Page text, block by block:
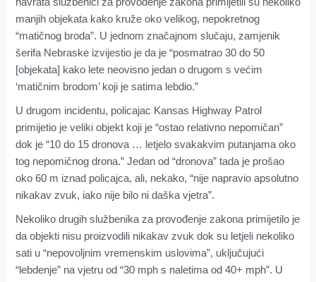
manjih objekata kako kruže oko velikog, nepokretnog
“matičnog broda”. U jednom značajnom slučaju, zamjenik
šerifa Nebraske izvijestio je da je “posmatrao 30 do 50
[objekata] kako lete neovisno jedan o drugom s većim
‘matičnim brodom’ koji je satima lebdio.”
U drugom incidentu, policajac Kansas Highway Patrol
primijetio je veliki objekt koji je “ostao relativno nepomičan”
dok je “10 do 15 dronova … letjelo svakakvim putanjama oko
tog nepomičnog drona.” Jedan od “dronova” tada je prošao
oko 60 m iznad policajca, ali, nekako, “nije napravio apsolutno
nikakav zvuk, iako nije bilo ni daška vjetra”.
Nekoliko drugih službenika za provođenje zakona primijetilo je
da objekti nisu proizvodili nikakav zvuk dok su letjeli nekoliko
sati u “nepovoljnim vremenskim uslovima”, uključujući
“lebdenje” na vjetru od “30 mph s naletima od 40+ mph”. U